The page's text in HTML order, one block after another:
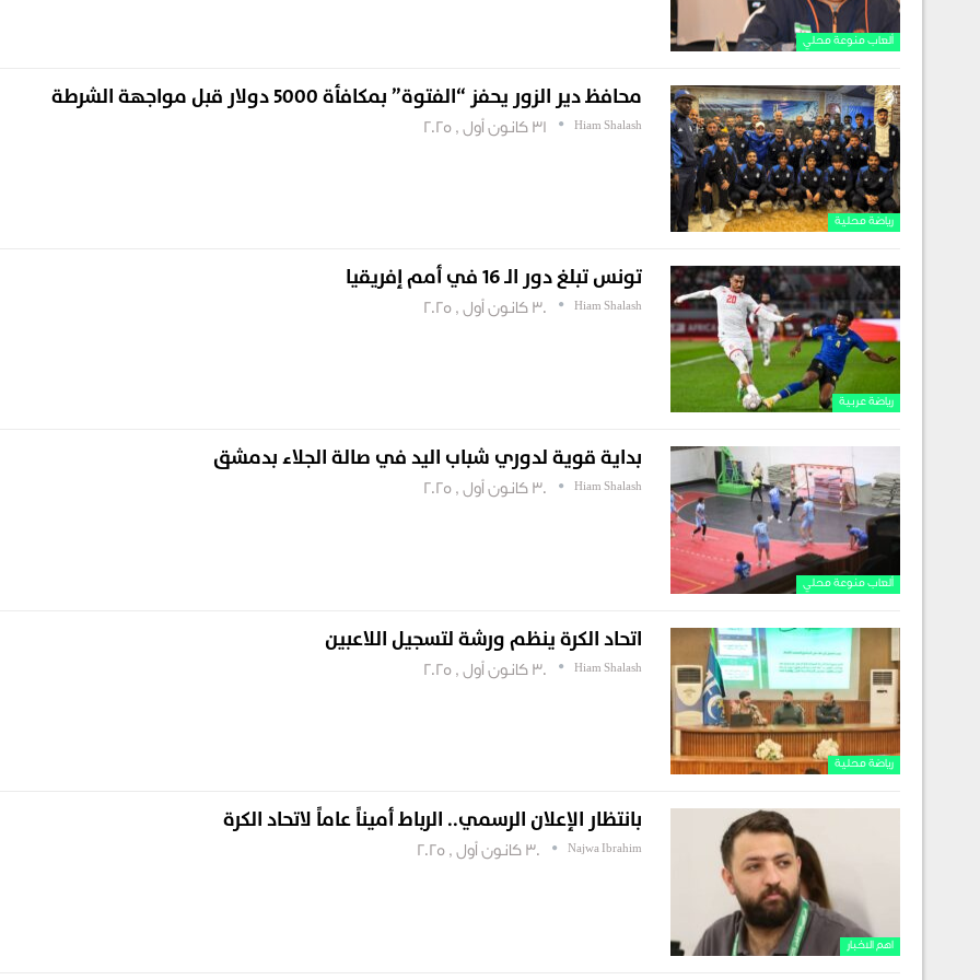
ألعاب منوعة محلي
رياضة محلية
محافظ دير الزور يحفز “الفتوة” بمكافأة 5000 دولار قبل مواجهة الشرطة
Hiam Shalash 31 كانون أول , 2025
رياضة عربية
تونس تبلغ دور الـ 16 في أمم إفريقيا
Hiam Shalash 30 كانون أول , 2025
ألعاب منوعة محلي
بداية قوية لدوري شباب اليد في صالة الجلاء بدمشق
Hiam Shalash 30 كانون أول , 2025
رياضة محلية
اتحاد الكرة ينظم ورشة لتسجيل اللاعبين
Hiam Shalash 30 كانون أول , 2025
اهم الاخبار
بانتظار الإعلان الرسمي.. الرباط أميناً عاماً لاتحاد الكرة
Najwa Ibrahim 30 كانون أول , 2025